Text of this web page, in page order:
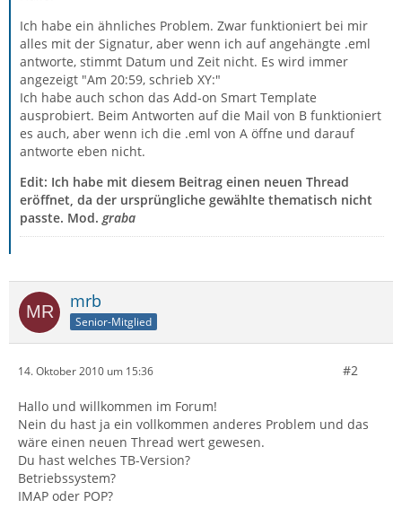
Ich habe ein ähnliches Problem. Zwar funktioniert bei mir
alles mit der Signatur, aber wenn ich auf angehängte .eml
antworte, stimmt Datum und Zeit nicht. Es wird immer
angezeigt "Am 20:59, schrieb XY:"
Ich habe auch schon das Add-on Smart Template
ausprobiert. Beim Antworten auf die Mail von B funktioniert
es auch, aber wenn ich die .eml von A öffne und darauf
antworte eben nicht.
Edit: Ich habe mit diesem Beitrag einen neuen Thread
eröffnet, da der ursprüngliche gewählte thematisch nicht
passte. Mod. graba
mrb
Senior-Mitglied
14. Oktober 2010 um 15:36 #2
Hallo und willkommen im Forum!
Nein du hast ja ein vollkommen anderes Problem und das
wäre einen neuen Thread wert gewesen.
Du hast welches TB-Version?
Betriebssystem?
IMAP oder POP?